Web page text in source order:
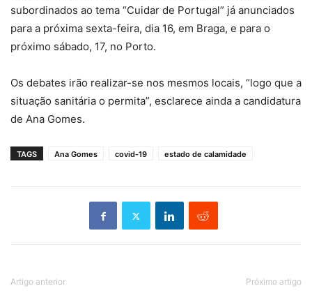
subordinados ao tema “Cuidar de Portugal” já anunciados
para a próxima sexta-feira, dia 16, em Braga, e para o
próximo sábado, 17, no Porto.
Os debates irão realizar-se nos mesmos locais, “logo que a
situação sanitária o permita”, esclarece ainda a candidatura
de Ana Gomes.
TAGS Ana Gomes covid-19 estado de calamidade
Artigo anterior Próximo artigo